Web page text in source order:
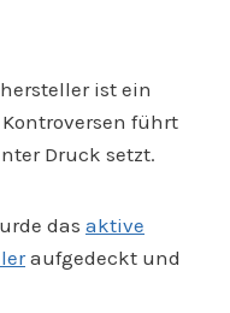
ist ein
führt
Druck setzt.
das aktive
aufgedeckt und